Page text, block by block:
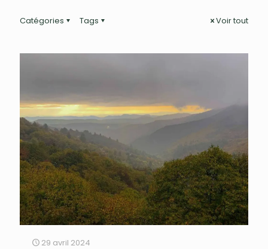
Catégories Tags Voir tout
29 avril 2024